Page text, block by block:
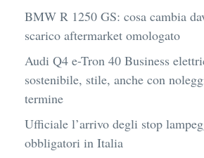
BMW R 1250 GS: cosa cambia
scarico aftermarket omologato
Audi Q4 e-Tron 40 Business
sostenibile, stile, anche con
termine
Ufficiale l’arrivo degli stop
obbligatori in Italia